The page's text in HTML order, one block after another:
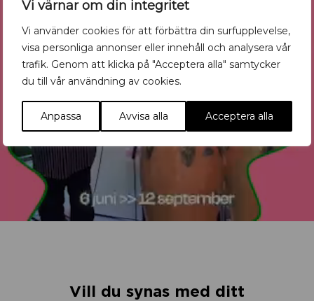
Vi värnar om din integritet
Vi använder cookies för att förbättra din surfupplevelse,
visa personliga annonser eller innehåll och analysera vår
trafik. Genom att klicka på "Acceptera alla" samtycker
du till vår användning av cookies.
Anpassa Avvisa alla Acceptera alla
Vill du synas med ditt